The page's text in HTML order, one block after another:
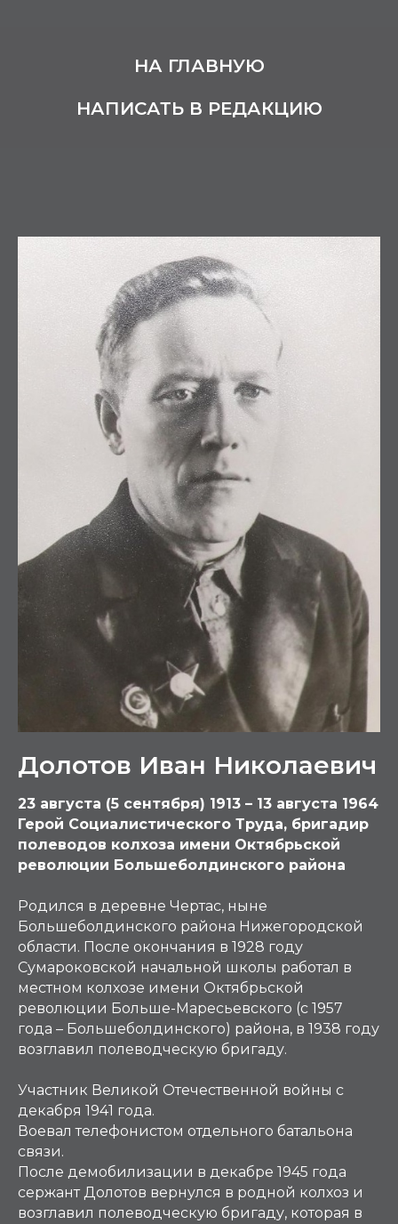
НА ГЛАВНУЮ
НАПИСАТЬ В РЕДАКЦИЮ
Долотов Иван Николаевич
23 августа (5 сентября) 1913 – 13 августа 1964
Герой Социалистического Труда, бригадир
полеводов колхоза имени Октябрьской
революции Большеболдинского района
Родился в деревне Чертас, ныне
Большеболдинского района Нижегородской
области. После окончания в 1928 году
Сумароковской начальной школы работал в
местном колхозе имени Октябрьской
революции Больше-Маресьевского (с 1957
года – Большеболдинского) района, в 1938 году
возглавил полеводческую бригаду.
Участник Великой Отечественной войны с
декабря 1941 года.
Воевал телефонистом отдельного батальона
связи.
После демобилизации в декабре 1945 года
сержант Долотов вернулся в родной колхоз и
возглавил полеводческую бригаду, которая в